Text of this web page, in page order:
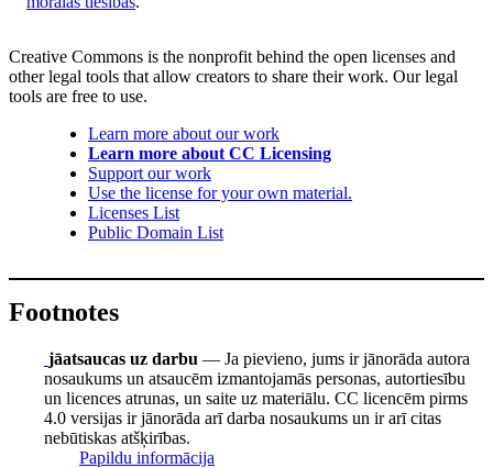
Creative Commons is the nonprofit behind the open licenses and
other legal tools that allow creators to share their work. Our legal
tools are free to use.
Learn more about our work
Learn more about CC Licensing
Support our work
Use the license for your own material.
Licenses List
Public Domain List
Footnotes
jāatsaucas uz darbu — Ja pievieno, jums ir jānorāda autora
nosaukums un atsaucēm izmantojamās personas, autortiesību
un licences atrunas, un saite uz materiālu. CC licencēm pirms
4.0 versijas ir jānorāda arī darba nosaukums un ir arī citas
nebūtiskas atšķirības.
Papildu informācija